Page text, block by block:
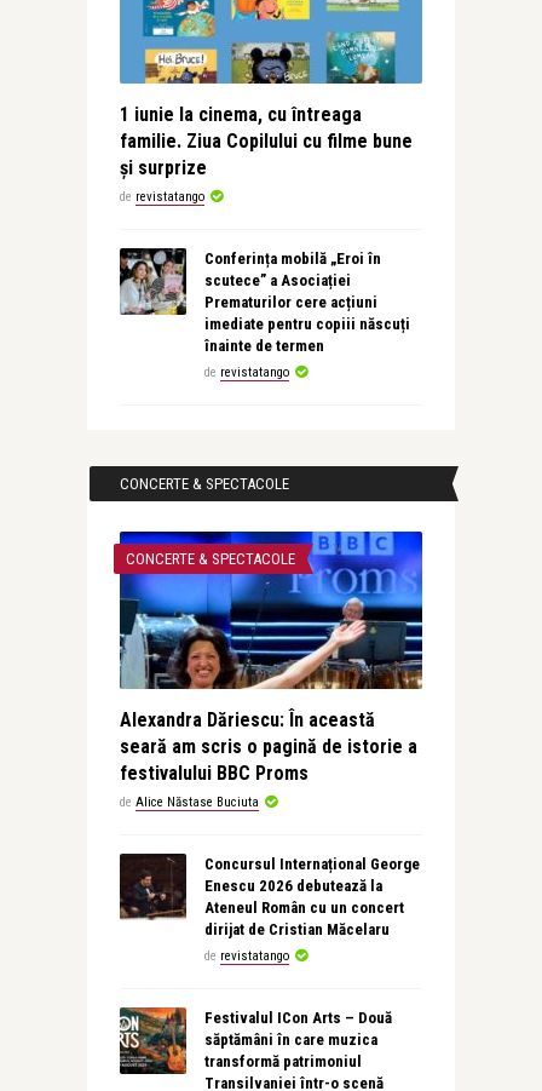
1 iunie la cinema, cu întreaga
familie. Ziua Copilului cu filme bune
și surprize
de revistatango
Conferința mobilă „Eroi în
scutece” a Asociației
Prematurilor cere acțiuni
imediate pentru copiii născuți
înainte de termen
de revistatango
CONCERTE & SPECTACOLE
CONCERTE & SPECTACOLE
Alexandra Dăriescu: În această
seară am scris o pagină de istorie a
festivalului BBC Proms
de Alice Năstase Buciuta
Concursul Internațional George
Enescu 2026 debutează la
Ateneul Român cu un concert
dirijat de Cristian Măcelaru
de revistatango
Festivalul ICon Arts – Două
săptămâni în care muzica
transformă patrimoniul
Transilvaniei într-o scenă